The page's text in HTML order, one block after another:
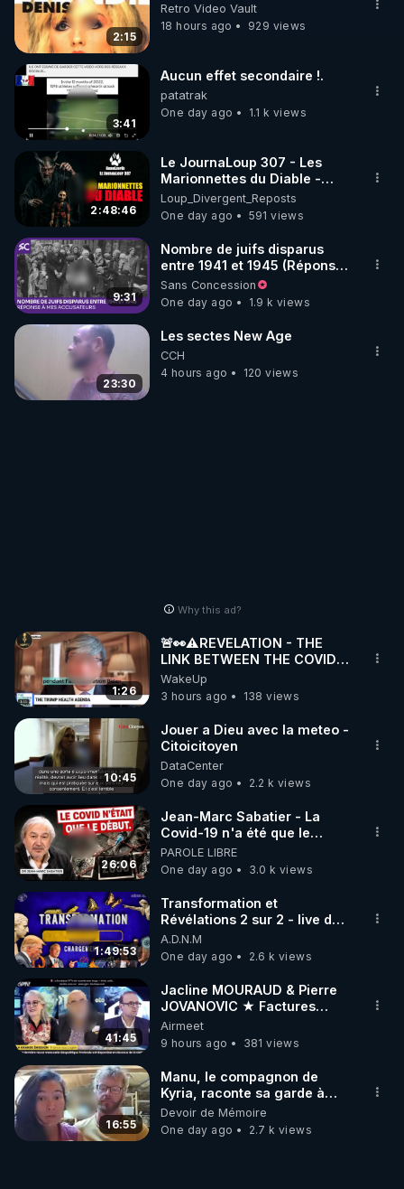
▶ 30 jours gratuit sur l’application de méditation et
de bien-être ENVOL :
Rendez-vous sur https://www.envol.app/code
le code : REGENERE
2:15
Retro Video Vault
18 hours ago
929 views
3:41
Aucun effet secondaire !.
patatrak
One day ago
1.1 k views
2:48:46
Le JournaLoup 307 - Les
Marionnettes du Diable -
Loup Divergent 2026.08.07
Loup_Divergent_Reposts
One day ago
591 views
9:31
Nombre de juifs disparus
entre 1941 et 1945 (Réponse
à mes accusateurs)
Sans Concession
One day ago
1.9 k views
23:30
Les sectes New Age
CCH
4 hours ago
120 views
Why this ad?
1:26
🚨👀⚠️REVELATION - THE
LINK BETWEEN THE COVID
VACCINE AND CANCER -LIEN
VACCIN COVID ET CANCER
WakeUp
3 hours ago
138 views
10:45
Jouer a Dieu avec la meteo -
Citoicitoyen
DataCenter
One day ago
2.2 k views
26:06
Jean-Marc Sabatier - La
Covid-19 n'a été que le
début - L'ARNm & l'ARNm-aa
jusqu où auront-t-il ?
PAROLE LIBRE
One day ago
3.0 k views
1:49:53
Transformation et
Révélations 2 sur 2 - live du
07/08/26
A.D.N.M
One day ago
2.6 k views
41:45
Jacline MOURAUD & Pierre
JOVANOVIC ★ Factures
Impayées : Où Est Passé Le
Pognon ?
Airmeet
9 hours ago
381 views
16:55
Manu, le compagnon de
Kyria, raconte sa garde à
vue musclée. PARTAGEZ!
Devoir de Mémoire
One day ago
2.7 k views